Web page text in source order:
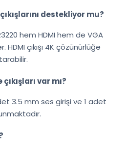
destekliyor mu?
hem HDMI hem de VGA
HDMI çıkışı 4K çözünürlüğe
var mı?
3.5 mm ses girişi ve 1 adet